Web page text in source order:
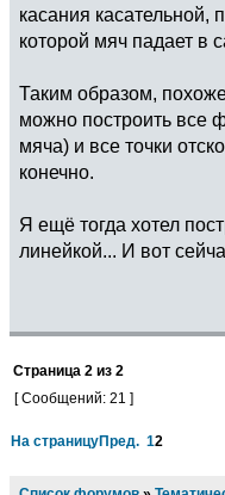
касания касательной,
которой мяч падает в
Таким образом,
можно построить все
мяча) и все точки
конечно.
Я ещё тогда хотел
линейкой... И вот
Страница 2 из 2
[ Сообщений: 21 ]
На страницуПред. 12